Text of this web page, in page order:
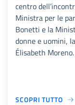
centro
Ministra per le
Bonetti e la
donne e uomini,
Élisabeth Moreno.
SCOPRI TUTTO